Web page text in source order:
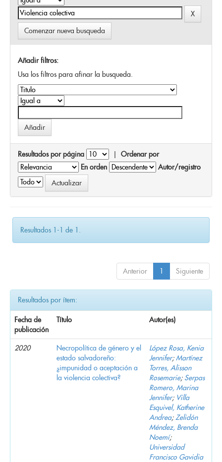
Comenzar nueva busqueda
Añadir filtros:
Usa los filtros para afinar la busqueda.
Resultados por página | Ordenar por
En orden
Autor/registro
Resultados 1-1 de 1.
Anterior 1 Siguiente
Resultados por ítem:
Fecha de
publicación
Título Autor(es)
2020
Necropolítica de género y el
estado salvadoreño:
¿impunidad o aceptación a
la violencia colectiva?
López Rosa, Kenia
Jennifer;Martínez
Torres, Alisson
Rosemarie; Serpas
Romero, Marina
Jennifer; Villa
Esquivel, Katherine
Andrea; Zelidón
Méndez, Brenda
Noemí;
Universidad
Francisco Gavidia